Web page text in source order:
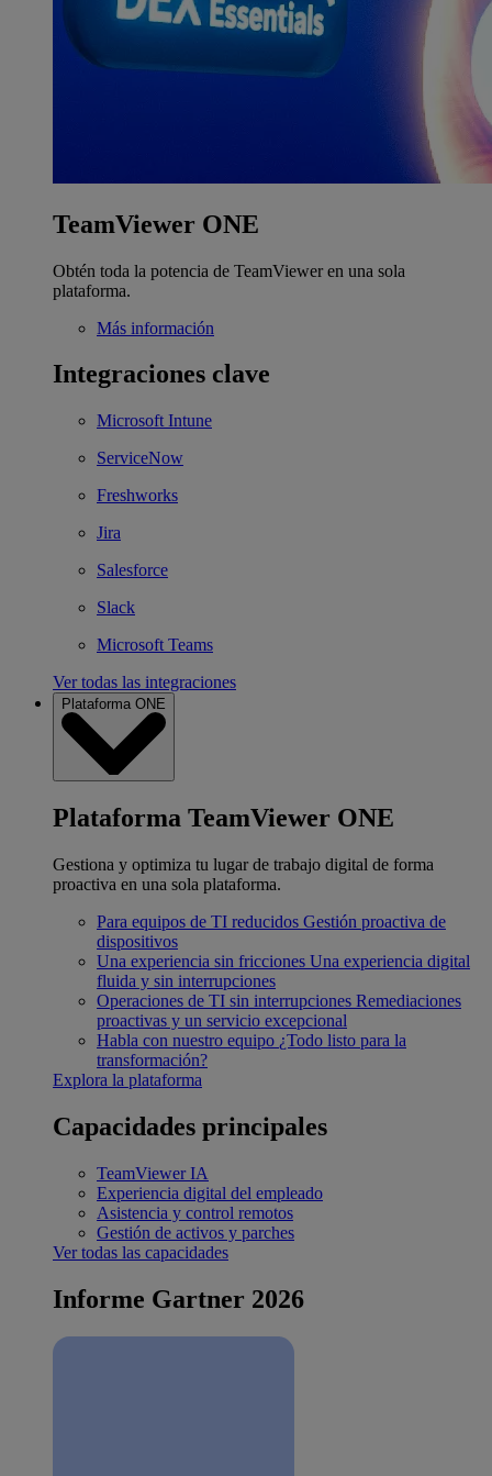
TeamViewer ONE
Obtén toda la potencia de TeamViewer en una sola
plataforma.
Más información
Integraciones clave
Microsoft Intune
ServiceNow
Freshworks
Jira
Salesforce
Slack
Microsoft Teams
Ver todas las integraciones
Plataforma ONE
Plataforma TeamViewer ONE
Gestiona y optimiza tu lugar de trabajo digital de forma
proactiva en una sola plataforma.
Para equipos de TI reducidos Gestión proactiva de
dispositivos
Una experiencia sin fricciones Una experiencia digital
fluida y sin interrupciones
Operaciones de TI sin interrupciones Remediaciones
proactivas y un servicio excepcional
Habla con nuestro equipo ¿Todo listo para la
transformación?
Explora la plataforma
Capacidades principales
TeamViewer IA
Experiencia digital del empleado
Asistencia y control remotos
Gestión de activos y parches
Ver todas las capacidades
Informe Gartner 2026